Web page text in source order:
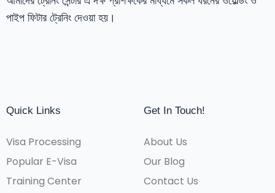
পাইপ ফিটার ট্রেনিং দেওয়া হয়।
Quick Links
Visa Processing
Popular E-Visa
Training Center
Get In Touch!
About Us
Our Blog
Contact Us